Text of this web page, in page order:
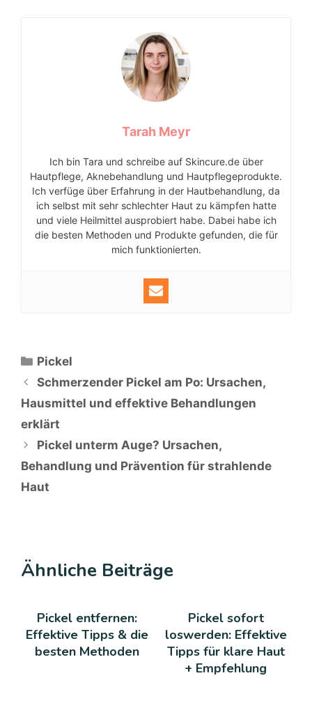
Tarah Meyr
Ich bin Tara und schreibe auf Skincure.de über
Hautpflege, Aknebehandlung und Hautpflegeprodukte.
Ich verfüge über Erfahrung in der Hautbehandlung, da
ich selbst mit sehr schlechter Haut zu kämpfen hatte
und viele Heilmittel ausprobiert habe. Dabei habe ich
die besten Methoden und Produkte gefunden, die für
mich funktionierten.
Kategorien
Pickel
Schmerzender Pickel am Po: Ursachen,
Hausmittel und effektive Behandlungen
erklärt
Pickel unterm Auge? Ursachen,
Behandlung und Prävention für strahlende
Haut
Ähnliche Beiträge
Pickel entfernen:
Effektive Tipps & die
besten Methoden
Pickel sofort
loswerden: Effektive
Tipps für klare Haut
+ Empfehlung